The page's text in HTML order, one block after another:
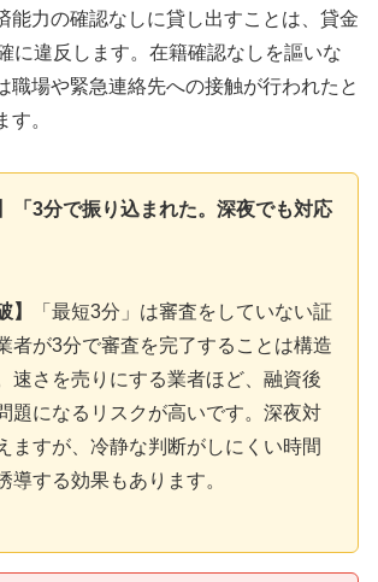
能力の確認なしに貸し出すことは、貸金
に違反します。在籍確認なしを謳いな
職場や緊急連絡先への接触が行われたと
す。
「3分で振り込まれた。深夜でも対応
】
「最短3分」は審査をしていない証
者が3分で審査を完了することは構造
速さを売りにする業者ほど、融資後
題になるリスクが高いです。深夜対
ますが、冷静な判断がしにくい時間
導する効果もあります。